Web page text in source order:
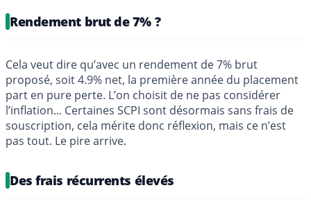
Rendement brut de 7% ?
Cela veut dire qu’avec un rendement de 7% brut
proposé, soit 4.9% net, la première année du placement
part en pure perte. L’on choisit de ne pas considérer
l’inflation... Certaines SCPI sont désormais sans frais de
souscription, cela mérite donc réflexion, mais ce n’est
pas tout. Le pire arrive.
Des frais récurrents élevés